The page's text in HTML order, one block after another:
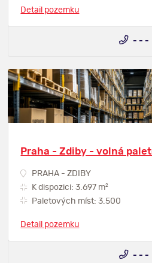
Detail pozemku
- - -
Praha - Zdiby - volná
PRAHA - ZDIBY
K dispozici: 3.697 m2
Paletových míst: 3.500
Detail pozemku
- - -